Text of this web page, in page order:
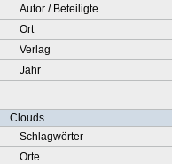
Autor / Beteiligte
Ort
Verlag
Jahr
Clouds
Schlagwörter
Orte